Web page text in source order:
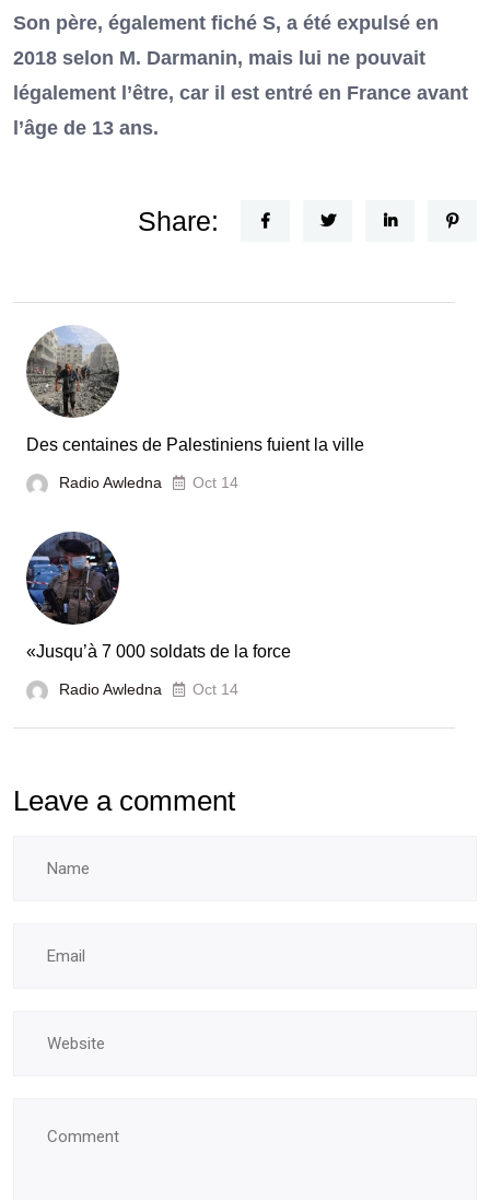
Son père, également fiché S, a été expulsé en
2018 selon M. Darmanin, mais lui ne pouvait
légalement l’être, car il est entré en France avant
l’âge de 13 ans.
Share:
Des centaines de Palestiniens fuient la ville
Radio Awledna Oct 14
«Jusqu’à 7 000 soldats de la force
Radio Awledna Oct 14
Leave a comment